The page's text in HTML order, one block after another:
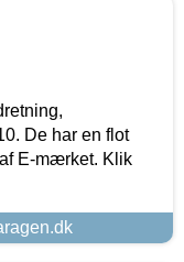
De har en flot
E-mærket. Klik